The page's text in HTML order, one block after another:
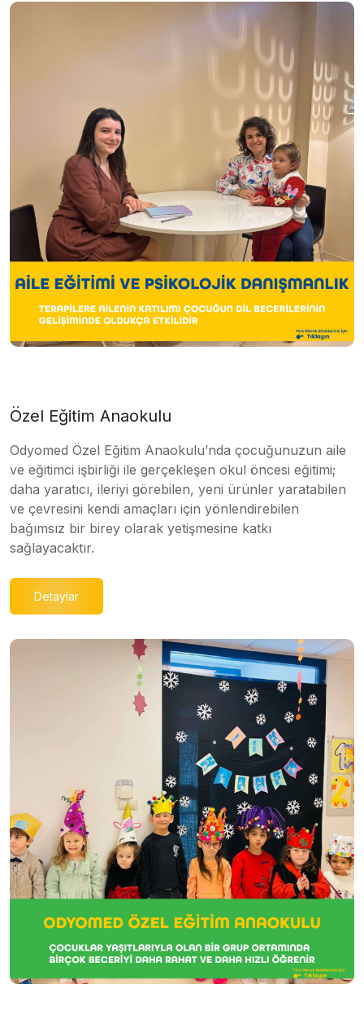
Özel Eğitim Anaokulu
Odyomed Özel Eğitim Anaokulu’nda çocuğunuzun aile
ve eğitimci işbirliği ile gerçekleşen okul öncesi eğitimi;
daha yaratıcı, ileriyi görebilen, yeni ürünler yaratabilen
ve çevresini kendi amaçları için yönlendirebilen
bağımsız bir birey olarak yetişmesine katkı
sağlayacaktır.
Detaylar